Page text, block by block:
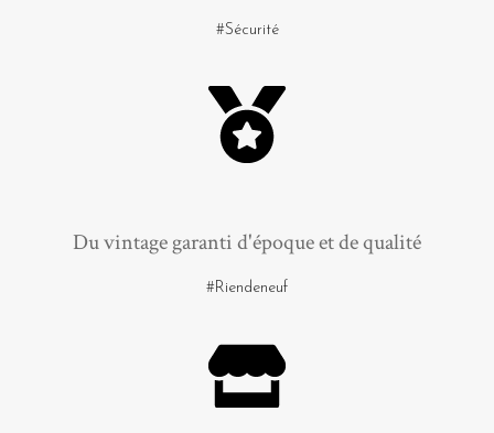
#Sécurité
Du vintage garanti d'époque et de qualité
#Riendeneuf